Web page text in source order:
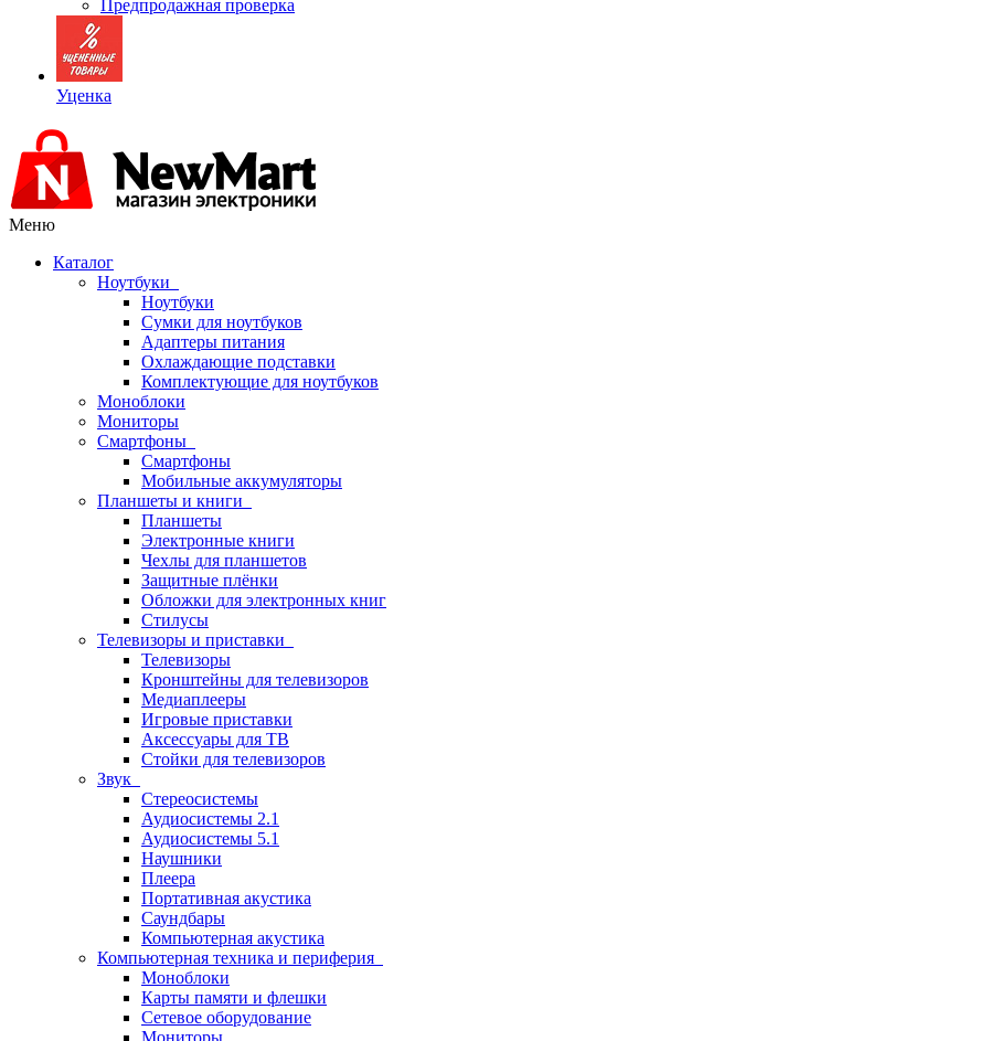
Предпродажная проверка
Уценка
Меню
Каталог
Ноутбуки
Ноутбуки
Сумки для ноутбуков
Адаптеры питания
Охлаждающие подставки
Комплектующие для ноутбуков
Моноблоки
Мониторы
Смартфоны
Смартфоны
Мобильные аккумуляторы
Планшеты и книги
Планшеты
Электронные книги
Чехлы для планшетов
Защитные плёнки
Обложки для электронных книг
Стилусы
Телевизоры и приставки
Телевизоры
Кронштейны для телевизоров
Медиаплееры
Игровые приставки
Аксессуары для ТВ
Стойки для телевизоров
Звук
Стереосистемы
Аудиосистемы 2.1
Аудиосистемы 5.1
Наушники
Плеера
Портативная акустика
Саундбары
Компьютерная акустика
Компьютерная техника и периферия
Моноблоки
Карты памяти и флешки
Сетевое оборудование
Мониторы